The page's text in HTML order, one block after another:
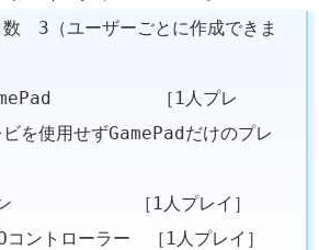
数 3（ユーザーごとに作成できま
［1人プレ
使用せずGamePadだけのプレ
ン ［1人プレイ］
ントローラー ［1人プレイ］